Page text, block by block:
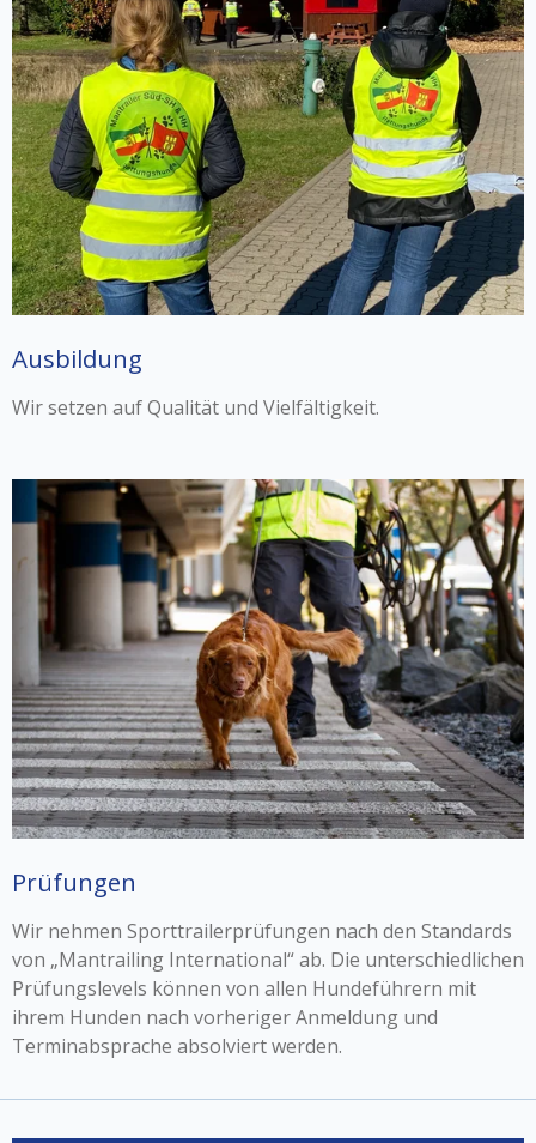
Ausbildung
Wir setzen auf Qualität und Vielfältigkeit.
Prüfungen
Wir nehmen Sporttrailerprüfungen nach den Standards
von „Mantrailing International“ ab. Die unterschiedlichen
Prüfungslevels können von allen Hundeführern mit
ihrem Hunden nach vorheriger Anmeldung und
Terminabsprache absolviert werden.